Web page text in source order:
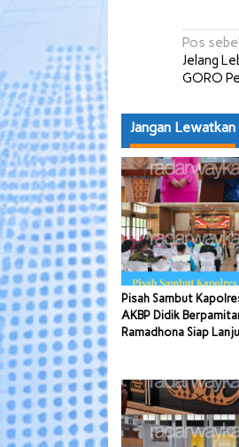
pos
Pos
Jelang
GORO
Jangan Lewatkan
Pisah Sambut
AKBP Didik
Ramadhona Siap